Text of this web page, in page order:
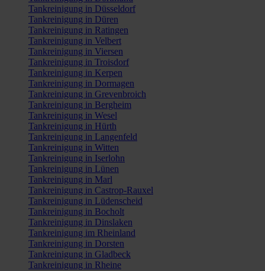
Tankreinigung in Düsseldorf
Tankreinigung in Düren
Tankreinigung in Ratingen
Tankreinigung in Velbert
Tankreinigung in Viersen
Tankreinigung in Troisdorf
Tankreinigung in Kerpen
Tankreinigung in Dormagen
Tankreinigung in Grevenbroich
Tankreinigung in Bergheim
Tankreinigung in Wesel
Tankreinigung in Hürth
Tankreinigung in Langenfeld
Tankreinigung in Witten
Tankreinigung in Iserlohn
Tankreinigung in Lünen
Tankreinigung in Marl
Tankreinigung in Castrop-Rauxel
Tankreinigung in Lüdenscheid
Tankreinigung in Bocholt
Tankreinigung in Dinslaken
Tankreinigung im Rheinland
Tankreinigung in Dorsten
Tankreinigung in Gladbeck
Tankreinigung in Rheine